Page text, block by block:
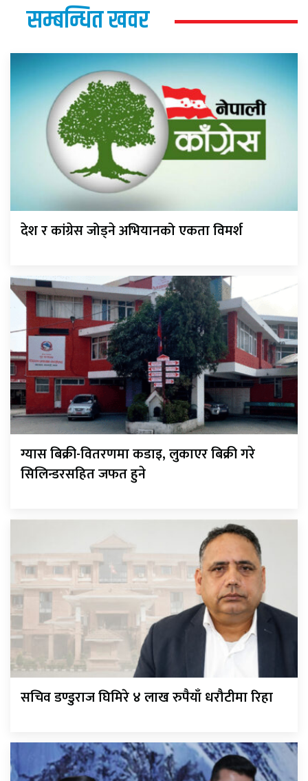
सम्बन्धित खवर
देश र कांग्रेस जोड्ने अभियानको एकता विमर्श
ग्यास बिक्री-वितरणमा कडाइ, लुकाएर बिक्री गरे
सिलिन्डरसहित जफत हुने
सचिव डण्डुराज घिमिरे ४ लाख रुपैयाँ धरौटीमा रिहा